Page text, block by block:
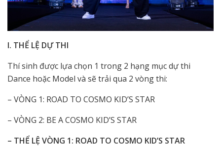
I. THỂ LỆ DỰ THI
Thí sinh được lựa chọn 1 trong 2 hạng mục dự thi
Dance hoặc Model và sẽ trải qua 2 vòng thi:
– VÒNG 1: ROAD TO COSMO KID’S STAR
– VÒNG 2: BE A COSMO KID’S STAR
– THỂ LỆ VÒNG 1: ROAD TO COSMO KID’S STAR